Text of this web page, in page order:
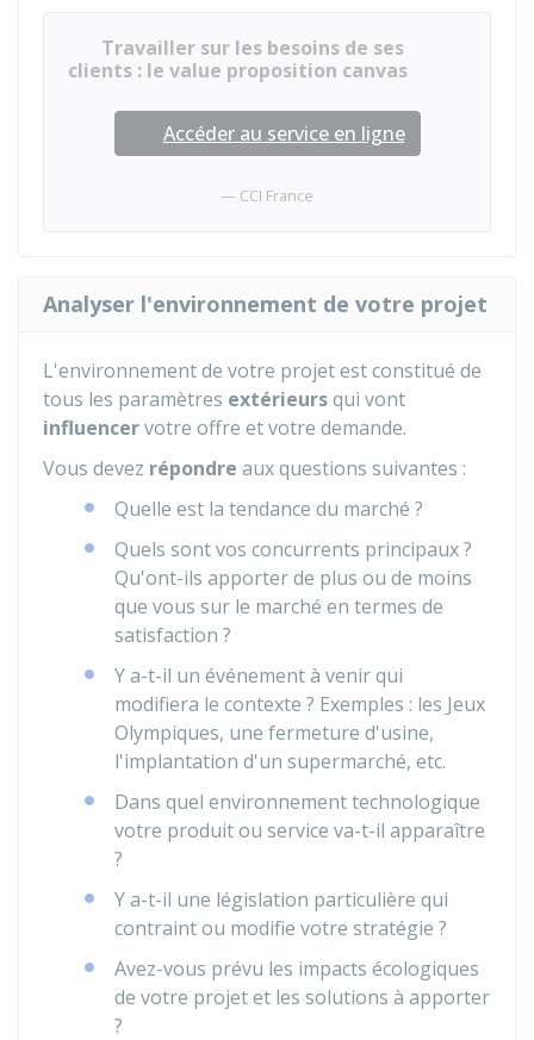
Travailler sur les besoins de ses
clients : le value proposition canvas
Accéder au service en ligne
CCI France
Analyser l'environnement de votre projet
L'environnement de votre projet est constitué de
tous les paramètres extérieursqui vont
influencervotre offre et votre demande.
Vous devez répondre aux questions suivantes :
Quelle est la tendance du marché ?
Quels sont vos concurrents principaux ?
Qu'ont-ils apporter de plus ou de moins
que vous sur le marché en termes de
satisfaction ?
Y a-t-il un événement à venir qui
modifiera le contexte ? Exemples : les Jeux
Olympiques, une fermeture d'usine,
l'implantation d'un supermarché, etc.
Dans quel environnement technologique
votre produit ou service va-t-il apparaître
?
Y a-t-il une législation particulière qui
contraint ou modifie votre stratégie ?
Avez-vous prévu les impacts écologiques
de votre projet et les solutions à apporter
?